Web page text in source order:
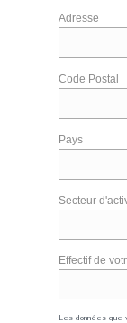
Adresse
Code Postal
Pays
Secteur
Effectif de
Les données que